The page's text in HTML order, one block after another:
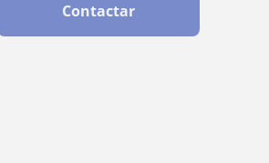
Contactar